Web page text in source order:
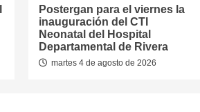
Postergan para el viernes la
inauguración del CTI
Neonatal del Hospital
Departamental de Rivera
martes 4 de agosto de 2026